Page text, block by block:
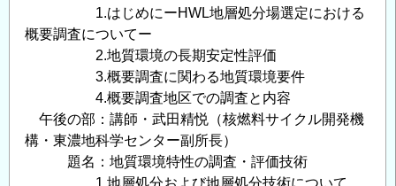
情
し
て
1.はじめにーHWL地層処分場選定における
概要調査についてー
2.地質環境の長期安定性評価
3.概要調査に関わる地質環境要件
4.概要調査地区での調査と内容
午後の部：講師・武田精悦（核燃料サイクル開発機
構・東濃地科学センター副所長）
題名：地質環境特性の調査・評価技術
1.地層処分および地層処分技術について